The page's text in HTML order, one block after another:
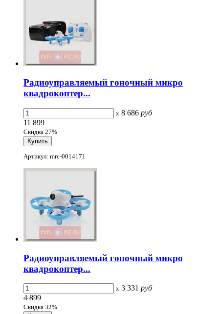
Радиоуправляемый гоночный микро
квадрокоптер...
x 8 686 руб
11 899
Скидка 27%
Артикул: mrc-0014171
Радиоуправляемый гоночный микро
квадрокоптер...
x 3 331 руб
4 899
Скидка 32%